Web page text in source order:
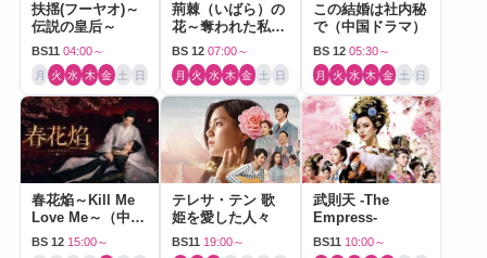
扶揺(フーヤオ)～
伝説の皇后～
BS11 04:00～
月 火 水 木 金 土 日
荊棘（いばら）の
花～奪われた私～
（中国ドラマ）
BS 12 07:00～
月 火 水 木 金 土 日
この結婚は社内秘
で（中国ドラマ）
BS 12 05:30～
月 火 水 木 金 土 日
春花焔～Kill Me
Love Me～（中国
ドラマ）
BS 12 15:00～
テレサ・テン 歌
姫を愛した人々
BS11 19:00～
武則天 -The
Empress-
BS11 10:00～